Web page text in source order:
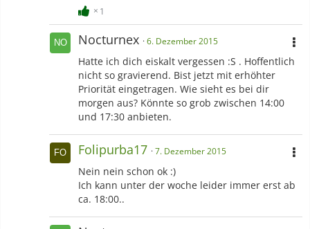
1
Nocturnex 6. Dezember 2015
Hatte ich dich eiskalt vergessen :S . Hoffentlich
nicht so gravierend. Bist jetzt mit erhöhter
Priorität eingetragen. Wie sieht es bei dir
morgen aus? Könnte so grob zwischen 14:00
und 17:30 anbieten.
Folipurba17 7. Dezember 2015
Nein nein schon ok :)
Ich kann unter der woche leider immer erst ab
ca. 18:00..